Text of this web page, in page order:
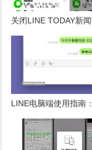
关闭LINE TODAY新
法，避免垃圾消息干
LINE电脑端使用指南
算式即时完成加减乘